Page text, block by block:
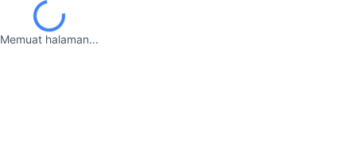
Memuat halaman...